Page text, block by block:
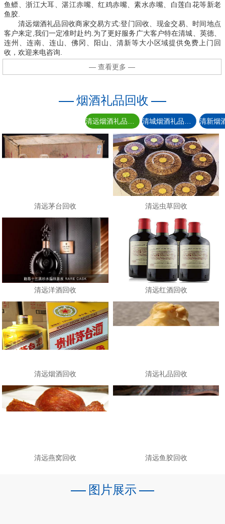
鱼鳔、浙江大耳、湛江赤嘴、红鸡赤嘴、素水赤嘴、白莲白花等新老
鱼胶.
清远烟酒礼品回收商家交易方式:登门回收、现金交易、时间地点
客户来定,我们一定准时赴约.为了更好服务广大客户特在清城、英德、
连州、连南、连山、佛冈、阳山、清新等大小区域提供免费上门回
收，欢迎来电咨询.
— 查看更多 —
烟酒礼品回收
清远烟酒礼品回收 清城烟酒礼品回收
清远茅台回收 清远虫草回收
清远洋酒回收 清远红酒回收
清远烟酒回收 清远礼品回收
清远燕窝回收 清远鱼胶回收
图片展示